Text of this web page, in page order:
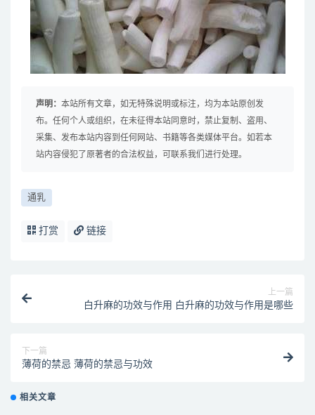
声明： 本站所有文章，如无特殊说明或标注，均为本站原创发
布。任何个人或组织，在未征得本站同意时，禁止复制、盗用、
采集、发布本站内容到任何网站、书籍等各类媒体平台。如若本
站内容侵犯了原著者的合法权益，可联系我们进行处理。
通乳
打赏 链接
上一篇
白升麻的功效与作用 白升麻的功效与作用是哪些
下一篇
薄荷的禁忌 薄荷的禁忌与功效
相关文章